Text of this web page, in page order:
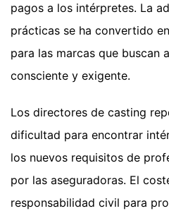
pagos a los intérpretes. La
prácticas se ha convertido
para las marcas que buscan
consciente y exigente.
Los directores de casting
dificultad para encontrar
los nuevos requisitos de
por las aseguradoras. El
responsabilidad civil para